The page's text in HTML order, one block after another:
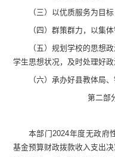
（三）以优质服务为目
（四）群策群力，以集
（五）规划学校的思想
学生思想状况，及时处理好政
（六）承办好县教体局
第二部
本部门2024年度无政府
基金预算财政拨款收入支出